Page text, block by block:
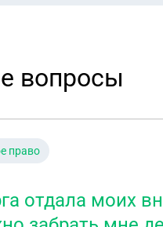
вопросы
право
отдала моих